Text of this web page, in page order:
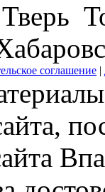
соглашение |